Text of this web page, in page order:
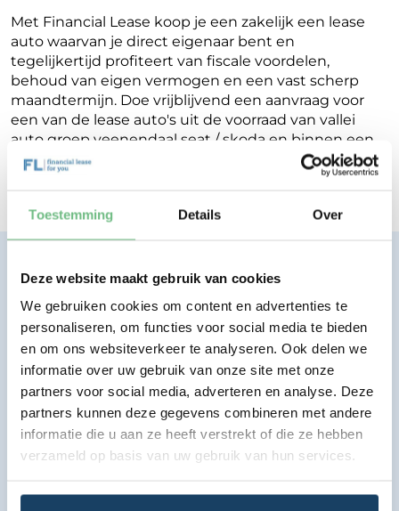
Toestemming Details Over
Deze website maakt gebruik van cookies
We gebruiken cookies om content en advertenties te
personaliseren, om functies voor social media te bieden
en om ons websiteverkeer te analyseren. Ook delen we
informatie over uw gebruik van onze site met onze
partners voor social media, adverteren en analyse. Deze
partners kunnen deze gegevens combineren met andere
informatie die u aan ze heeft verstrekt of die ze hebben
verzameld op basis van uw gebruik van hun services.
Met Financial Lease koop je een zakelijk een lease
auto waarvan je direct eigenaar bent en
tegelijkertijd profiteert van fiscale voordelen,
behoud van eigen vermogen en een vast scherp
maandtermijn. Doe vrijblijvend een aanvraag voor
een van de lease auto's uit de voorraad van vallei
auto groep veenendaal seat / skoda en binnen een
werkdag ontvang je terugkoppeling op de
mogelijkheden voor jouw Financial Lease.
Financial lease zonder zorgen.
Eenvoudig, transparant, vertrouwd.
Bekijk lease aanbod